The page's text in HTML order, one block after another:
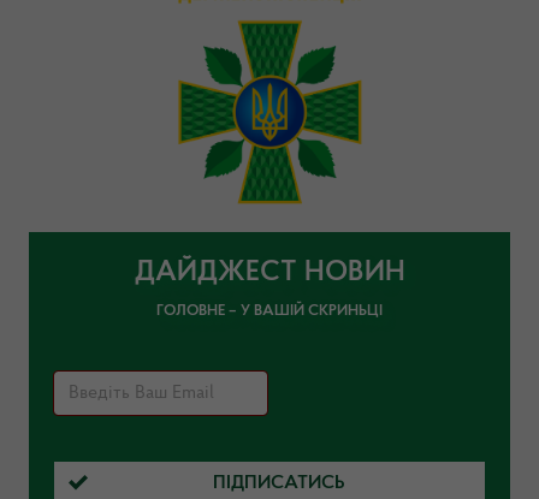
ДАЙДЖЕСТ НОВИН
ГОЛОВНЕ – У ВАШІЙ СКРИНЬЦІ
ПІДПИСАТИСЬ